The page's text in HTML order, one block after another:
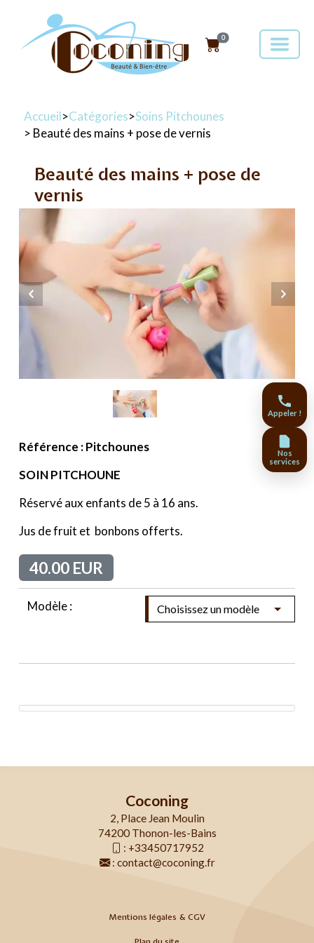
0
Accueil>Catégories>Soins Pitchounes
> Beauté des mains + pose de vernis
Beauté des mains + pose de
vernis
Référence : Pitchounes
SOIN PITCHOUNE
Réservé aux enfants de 5 à 16 ans.
Jus de fruit et bonbons offerts.
40.00 EUR
Modèle :
Coconing
2, Place Jean Moulin
74200 Thonon-les-Bains
: +33450717952
: contact@coconing.fr
Mentions légales & CGV
Appeler !
Nos
services